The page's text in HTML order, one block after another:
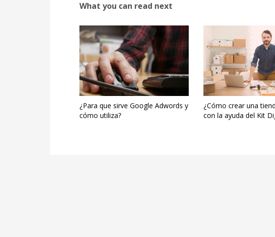
What you can read next
¿Para que sirve Google Adwords y
cómo utiliza?
¿Cómo crear una
con la ayuda del Kit